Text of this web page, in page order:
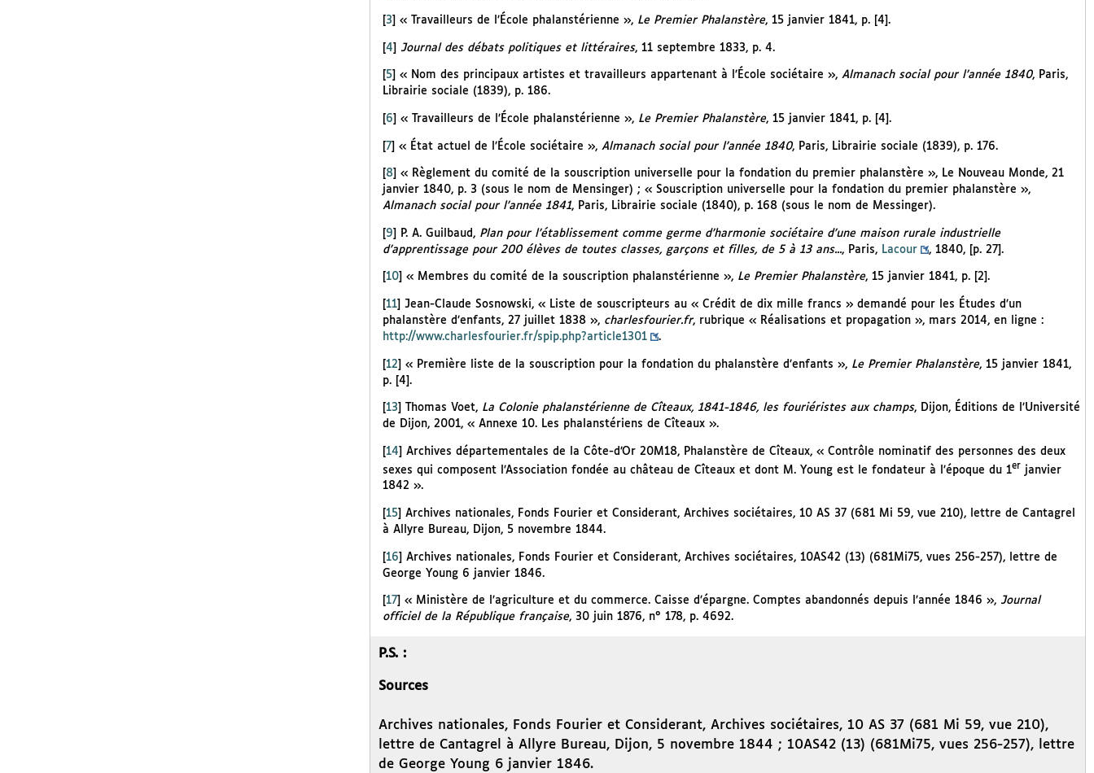
3 « Travailleurs de l’École phalanstérienne », Le Premier Phalanstère, 15 janvier 1841, p. [4].
[4] Journal des débats politiques et littéraires, 11 septembre 1833, p. 4.
5] « Nom des principaux artistes et travailleurs appartenant à l’École sociétaire », Almanach social pour l’année 1840, Paris,
Librairie sociale (1839), p. 186.
6 « Travailleurs de l’École phalanstérienne », Le Premier Phalanstère, 15 janvier 1841, p. [4].
[7] « État actuel de l’École sociétaire », Almanach social pour l’année 1840, Paris, Librairie sociale (1839), p. 176.
8] « Règlement du comité de la souscription universelle pour la fondation du premier phalanstère », Le Nouveau Monde, 21
janvier 1840, p. 3 (sous le nom de Mensinger) ; « Souscription universelle pour la fondation du premier phalanstère »,
Almanach social pour l’année 1841, Paris, Librairie sociale (1840), p. 168 (sous le nom de Messinger).
[9] P. A. Guilbaud, Plan pour l’établissement comme germe d’harmonie sociétaire d’une maison rurale industrielle
d’apprentissage pour 200 élèves de toutes classes, garçons et filles, de 5 à 13 ans..., Paris, Lacour , 1840, [p. 27].
10] « Membres du comité de la souscription phalanstérienne », Le Premier Phalanstère, 15 janvier 1841, p. [2].
11] Jean-Claude Sosnowski, « Liste de souscripteurs au « Crédit de dix mille francs » demandé pour les Études d’un
phalanstère d’enfants, 27 juillet 1838 », charlesfourier.fr, rubrique « Réalisations et propagation », mars 2014, en ligne :
http://www.charlesfourier.fr/spip.php?article1301
.
[12] « Première liste de la souscription pour la fondation du phalanstère d’enfants », Le Premier Phalanstère, 15 janvier 1841,
p. [4].
13 Thomas Voet, La Colonie phalanstérienne de Cîteaux, 1841-1846, les fouriéristes aux champs, Dijon, Éditions de l’Université
de Dijon, 2001, « Annexe 10. Les phalanstériens de Cîteaux ».
[14] Archives départementales de la Côte-d’Or 20M18, Phalanstère de Cîteaux, « Contrôle nominatif des personnes des deux
sexes qui composent l’Association fondée au château de Cîteaux et dont M. Young est le fondateur à l’époque du 1er janvier
1842 ».
15] Archives nationales, Fonds Fourier et Considerant, Archives sociétaires, 10 AS 37 (681 Mi 59, vue 210), lettre de Cantagrel
à Allyre Bureau, Dijon, 5 novembre 1844.
[16] Archives nationales, Fonds Fourier et Considerant, Archives sociétaires, 10AS42 (13) (681Mi75, vues 256-257), lettre de
George Young 6 janvier 1846.
17] « Ministère de l’agriculture et du commerce. Caisse d’épargne. Comptes abandonnés depuis l’année 1846 », Journal
officiel de la République française, 30 juin 1876, n° 178, p. 4692.
P.S. :
Sources
Archives nationales, Fonds Fourier et Considerant, Archives sociétaires, 10 AS 37 (681 Mi 59, vue 210),
lettre de Cantagrel à Allyre Bureau, Dijon, 5 novembre 1844 ; 10AS42 (13) (681Mi75, vues 256-257), lettre
de George Young 6 janvier 1846.